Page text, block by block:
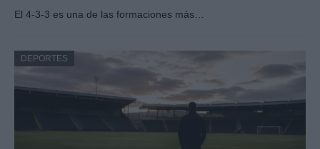
El 4-3-3 es una de las formaciones más…
DEPORTES